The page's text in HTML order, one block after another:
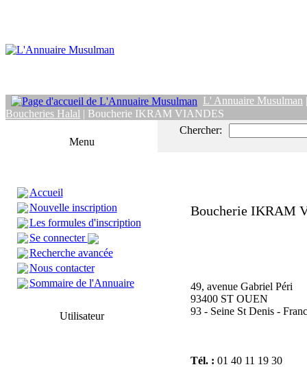
L' Annuaire Musulman
Boucheries Halal | Boucherie IKRAM VIANDES
Menu
Accueil
Nouvelle inscription
Les formules d'inscription
Se connecter
Recherche avancée
Nous contacter
Sommaire de l'Annuaire
Utilisateur
Chercher:
Boucherie IKRAM
49, avenue Gabriel Péri
93400 ST OUEN
93 - Seine St Denis -
Tél. : 01 40 11 19 30